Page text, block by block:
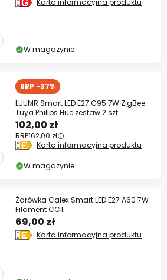
Karta informacyjna produktu
W magazynie
RRP -37%
LUUMR Smart LED E27 G95 7W ZigBee
Tuya Philips Hue zestaw 2 szt
102,00 zł
RRP162,00 zł
Karta informacyjna produktu
W magazynie
Żarówka Calex Smart LED E27 A60 7W
Filament CCT
69,00 zł
Karta informacyjna produktu